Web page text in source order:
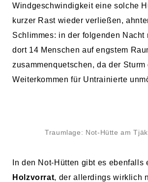
Windgeschwindigkeit eine solche
kurzer Rast wieder verließen,
Schlimmes: in der folgenden Nacht
dort 14 Menschen auf engstem
zusammenquetschen, da der Sturm
Weiterkommen für Untrainierte
Traumlage: Not-Hütte am
In den Not-Hütten gibt es ebenfalls
Holzvorrat, der allerdings wirklich